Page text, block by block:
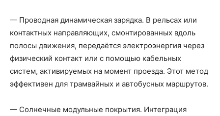
— Проводная динамическая зарядка. В рельсах или
контактных направляющих, смонтированных вдоль
полосы движения, передаётся электроэнергия через
физический контакт или с помощью кабельных
систем, активируемых на момент проезда. Этот метод
эффективен для трамвайных и автобусных маршрутов.
— Солнечные модульные покрытия. Интеграция